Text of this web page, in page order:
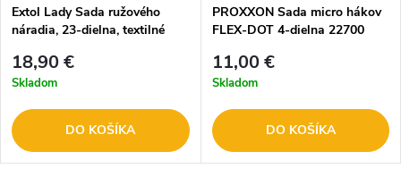
Extol Lady Sada ružového
náradia, 23-dielna, textilné
18,90 €
Skladom
DO KOŠÍKA
PROXXON Sada micro hákov
FLEX-DOT 4-dielna 22700
11,00 €
Skladom
DO KOŠÍKA